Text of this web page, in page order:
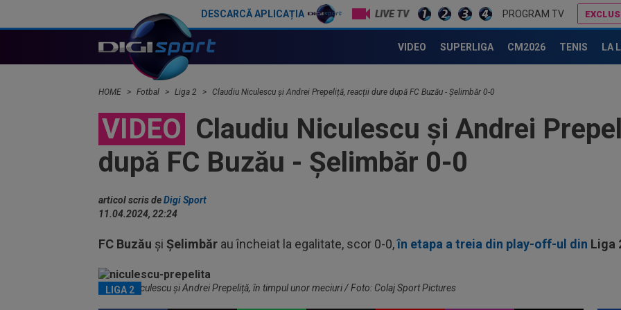
DESCARCĂ APLICAȚIA LIVE TV PROGRAM TV
VIDEO SUPERLIGA CM2026 TENIS LA
HOME Fotbal Liga 2 Claudiu Niculescu și Andrei Prepeliță, reacții dure după FC Buzău - Șelimbăr 0-0
VIDEO Claudiu Niculescu și Andrei
după FC Buzău - Șelimbăr 0-0
articol scris deDigi Sport
11.04.2024, 22:24
FC Buzău și Șelimbăr au încheiat la egalitate, scor 0-0,în etapa a treia din play-off-ul din Liga
LIGA 2
Claudiu Niculescu și Andrei Prepeliță, în timpul unor meciuri / Foto: Colaj Sport Pictures
din